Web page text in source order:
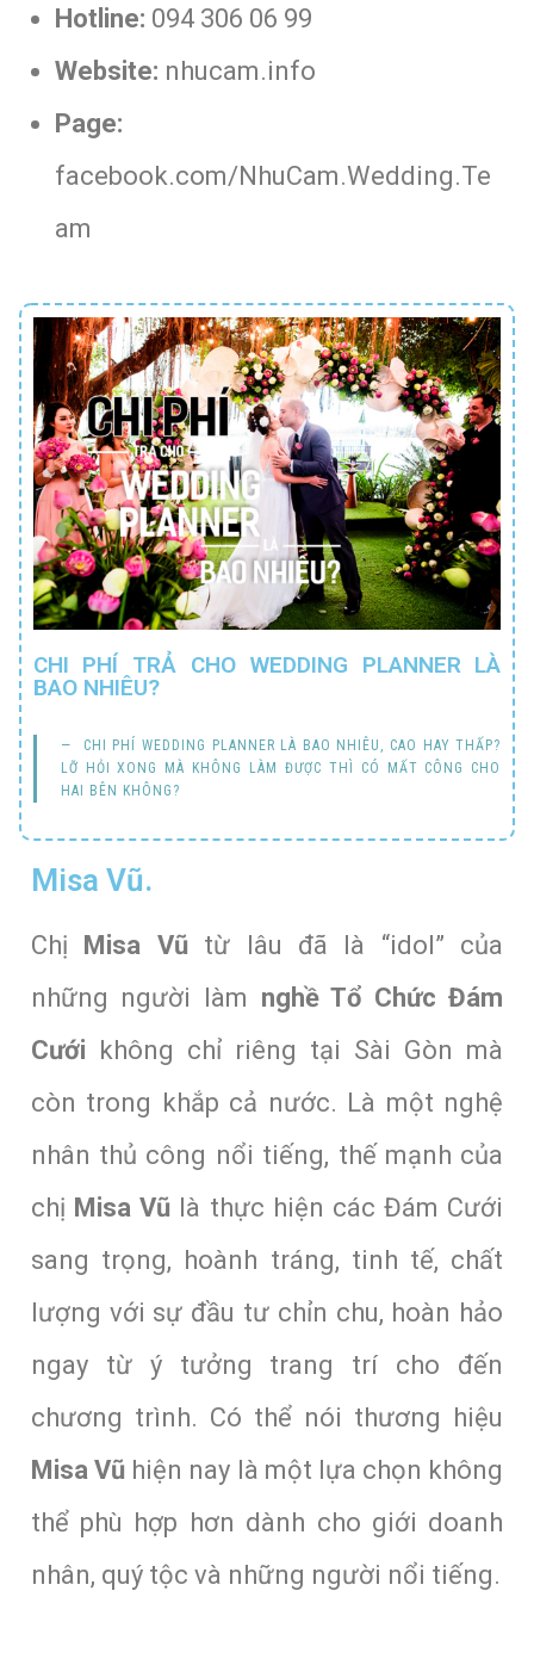
Hotline: 094 306 06 99
Website: nhucam.info
Page:
facebook.com/NhuCam.Wedding.Te
am
CHI PHÍ TRẢ CHO WEDDING PLANNER LÀ
BAO NHIÊU?
CHI PHÍ WEDDING PLANNER LÀ BAO NHIÊU, CAO HAY THẤP?
LỠ HỎI XONG MÀ KHÔNG LÀM ĐƯỢC THÌ CÓ MẤT CÔNG CHO
HAI BÊN KHÔNG?
Misa Vũ.
Chị Misa Vũ từ lâu đã là “idol” của
những người làm nghề Tổ Chức Đám
Cưới không chỉ riêng tại Sài Gòn mà
còn trong khắp cả nước. Là một nghệ
nhân thủ công nổi tiếng, thế mạnh của
chị Misa Vũ là thực hiện các Đám Cưới
sang trọng, hoành tráng, tinh tế, chất
lượng với sự đầu tư chỉn chu, hoàn hảo
ngay từ ý tưởng trang trí cho đến
chương trình. Có thể nói thương hiệu
Misa Vũ hiện nay là một lựa chọn không
thể phù hợp hơn dành cho giới doanh
nhân, quý tộc và những người nổi tiếng.